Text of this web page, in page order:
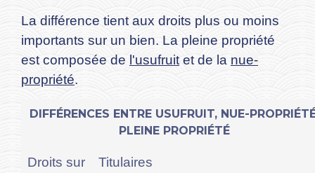
La différence tient aux droits plus ou moins
importants sur un bien. La pleine propriété
est composée de l'usufruitet de la nue-
propriété.
DIFFÉRENCES ENTRE USUFRUIT, NUE-
PLEINE PROPRIÉTÉ
Droits sur
Titulaires